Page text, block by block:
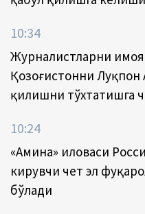
10:34
Журналистларни
Қозоғистонни Луқпон
қилишни тўхтатишга
10:24
«Амина» иловаси
кирувчи чет эл
бўлади